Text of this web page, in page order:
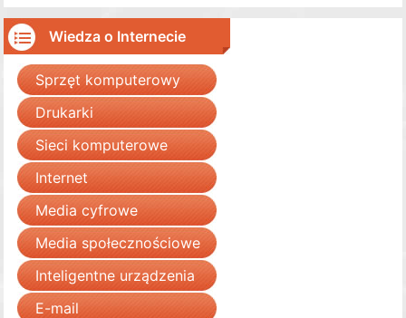
Wiedza o Internecie
Sprzęt komputerowy
Drukarki
Sieci komputerowe
Internet
Media cyfrowe
Media społecznościowe
Inteligentne urządzenia
E-mail